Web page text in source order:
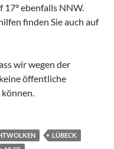
17° ebenfalls NNW.
finden Sie auch auf
wir wegen der
öffentliche
LÜBECK